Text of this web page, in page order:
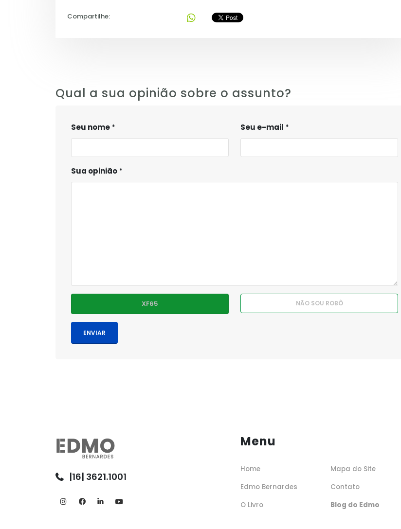
Compartilhe:
Qual a sua opinião sobre o assunto?
Seu nome Seu e-mail
Sua opinião
|16| 3621.1001
Menu
Home
Edmo Bernardes
O Livro
Mapa do Site
Contato
Blog do Edmo